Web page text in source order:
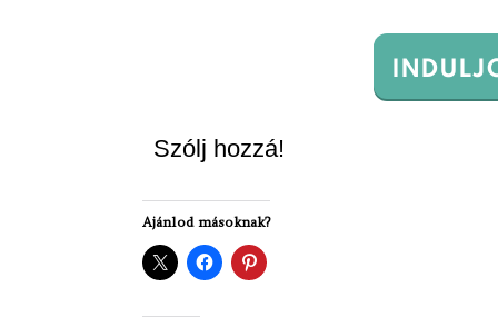
Szólj hozzá!
Ajánlod másoknak?